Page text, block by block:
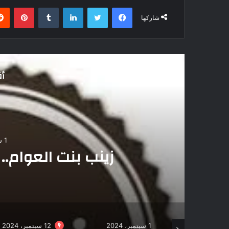
شاركها
فيسبوك تويتر لينكدإن
1 سبتمبر، 2024
زينب بنت
1 سبتمبر، 2024 12 سبتمبر، 2024